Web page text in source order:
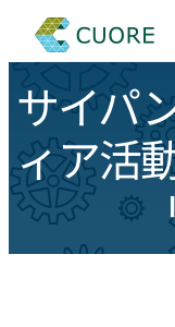
サイパ
ィア活